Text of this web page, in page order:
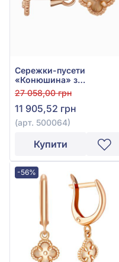
Сережки-пусети
«Конюшина» з
червоного золота 585°,
арт. 500064
27 058,00 грн
11 905,52 грн
(арт. 500064)
Купити
-56%